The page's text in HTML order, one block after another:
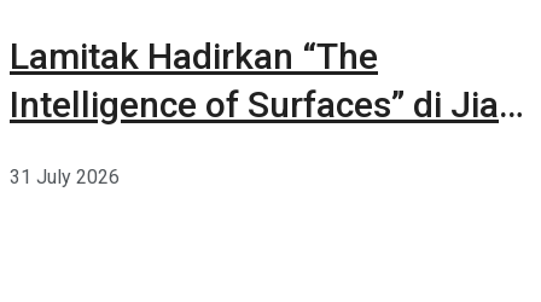
Lamitak Hadirkan “The
Intelligence of Surfaces” di Jia
31 July 2026